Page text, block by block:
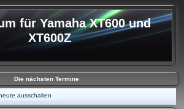
für Yamaha XT600 und
XT600Z
Die nächsten Termine
ausschalten